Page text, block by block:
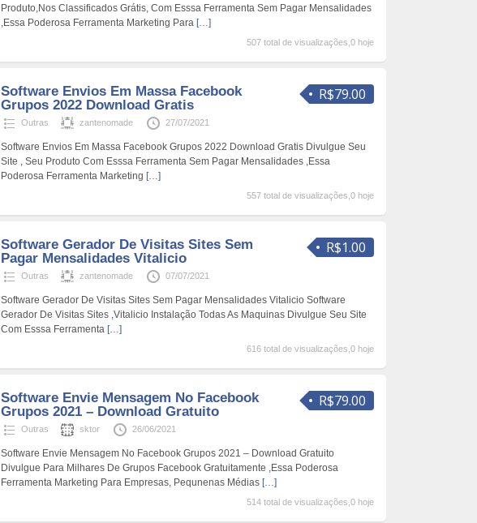
Produto,Nos Classificados Grátis, Com Esssa Ferramenta Sem Pagar Mensalidades
,Essa Poderosa Ferramenta Marketing Para […]
507 total de visualizações,0 hoje
R$79.00
Software Envios Em Massa Facebook
Grupos 2022 Download Gratis
Outras zantenomade 27/07/2021
Software Envios Em Massa Facebook Grupos 2022 Download Gratis Divulgue Seu
Site , Seu Produto Com Esssa Ferramenta Sem Pagar Mensalidades ,Essa
Poderosa Ferramenta Marketing […]
557 total de visualizações,0 hoje
R$1.00
Software Gerador De Visitas Sites Sem
Pagar Mensalidades Vitalicio
Outras zantenomade 07/07/2021
Software Gerador De Visitas Sites Sem Pagar Mensalidades Vitalicio Software
Gerador De Visitas Sites ,Vitalicio Instalação Todas As Maquinas Divulgue Seu Site
Com Esssa Ferramenta […]
616 total de visualizações,0 hoje
R$79.00
Software Envie Mensagem No Facebook
Grupos 2021 – Download Gratuito
Outras sktor 26/06/2021
Software Envie Mensagem No Facebook Grupos 2021 – Download Gratuito
Divulgue Para Milhares De Grupos Facebook Gratuitamente ,Essa Poderosa
Ferramenta Marketing Para Empresas, Pequnenas Médias […]
514 total de visualizações,0 hoje